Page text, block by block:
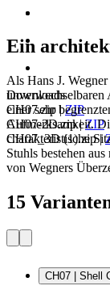
Downloads
CH07.zip|ZIP
CH07-2D.zip|ZIP
CH07_3D (1).zip|
Ein
Als Hans J.
unverwechselbaren
einer sehr
Aufmerksamkeit.
charakteristische
Stuhls bestehen
von Wegners
15
CH07 | Shell